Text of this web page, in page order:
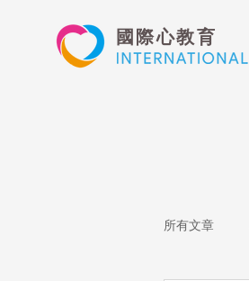
國際心教育
所有文章